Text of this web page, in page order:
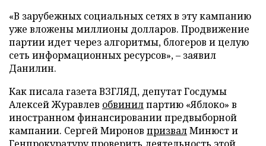
«В зарубежных социальных сетях в эту кампанию
уже вложены миллионы долларов. Продвижение
партии идет через алгоритмы, блогеров и целую
сеть информационных ресурсов», – заявил
Данилин.
Как писала газета ВЗГЛЯД, депутат Госдумы
Алексей Журавлев обвинилпартию «Яблоко» в
иностранном финансировании предвыборной
кампании. Сергей Миронов призвалМинюст и